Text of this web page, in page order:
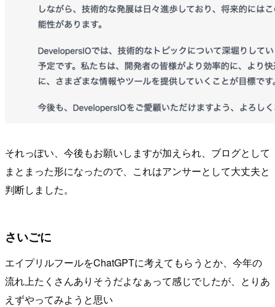
それっぽい、今後もお願いしますが加えられ、ブログとして
まとまった形になったので、これはアンサーとして大丈夫と
判断しました。
さいごに
エイプリルフールをChatGPTに考えてもらうとか、今年の
流れ上たくさんありそうだよなぁって感じでしたが、とりあ
えずやってみようと思い